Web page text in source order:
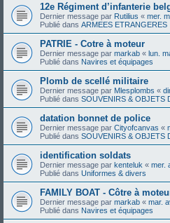
12e Régiment d’infanterie
Dernier message par Rutilius « mer.
Publié dans ARMEES ETRANGERES
PATRIE - Cotre à moteur
Dernier message par markab « lun.
Publié dans Navires et équipages
Plomb de scellé militaire
Dernier message par Mlesplombs «
Publié dans SOUVENIRS & OBJETS
datation bonnet de police
Dernier message par Cityofcanvas «
Publié dans SOUVENIRS & OBJETS
identification soldats
Dernier message par kenteluk « mer.
Publié dans Uniformes & divers
FAMILY BOAT - Côtre à
Dernier message par markab « mar.
Publié dans Navires et équipages